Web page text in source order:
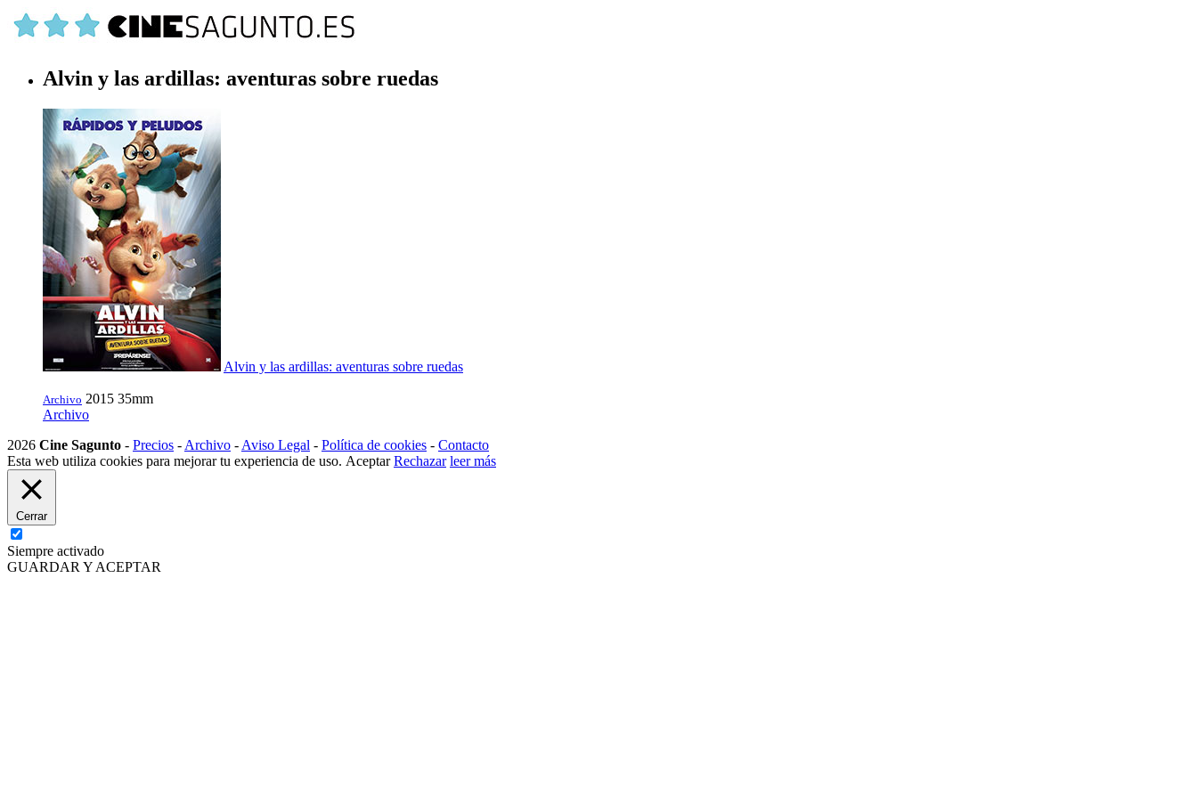
Alvin y las ardillas: aventuras sobre ruedas
Alvin y las ardillas: aventuras sobre ruedas
Archivo 2015 35mm
Archivo
2026 Cine Sagunto - Precios - Archivo - Aviso Legal - Política de cookies - Contacto
Esta web utiliza cookies para mejorar tu experiencia de uso. Aceptar Rechazar leer más
Cerrar
Siempre activado
GUARDAR Y ACEPTAR